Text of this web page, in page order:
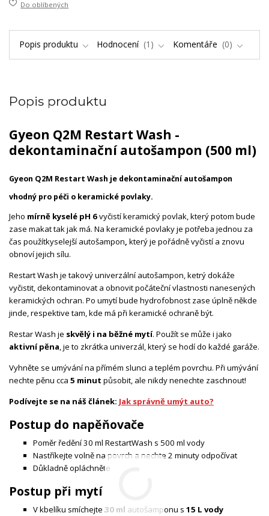
Do oblíbených
Popis produktu Hodnocení 1 Komentáře 0
Popis produktu
Gyeon Q2M Restart Wash -
dekontaminační autošampon (500 ml)
Gyeon Q2M Restart Wash je dekontaminační autošampon
vhodný pro péči o keramické povlaky.
Jeho mírně kyselé pH 6vyčistí keramický povlak, který potom bude
zase makat tak jak má. Na keramické povlaky je potřeba jednou za
čas použítkyselejší autošampon, který je pořádně vyčistí a znovu
obnoví jejich sílu.
Restart Wash je takový univerzální autošampon, ketrý dokáže
vyčistit, dekontaminovat a obnovit počáteční vlastnosti nanesených
keramických ochran. Po umytí bude hydrofobnost zase úplně někde
jinde, respektive tam, kde má při keramické ochraně být.
Restar Wash je skvělý i na běžné mytí. Použít se může i jako
aktivní pěna, je to zkrátka univerzál, který se hodí do každé garáže.
Vyhněte se umývání na přímém slunci a teplém povrchu. Při umývání
nechte pěnu cca 5 minut působit, ale nikdy nenechte zaschnout!
Podívejte se na náš článek: Jak správně umýt auto?
Postup do napěňovače
Poměr ředění 30 ml RestartWash s 500 ml vody
Nastříkejte volně na povrch a nechte 2 minuty odpočívat
Důkladně opláchněte
Postup při mytí
V kbelíku smíchejte 30 ml autošamponu s 15 L vody